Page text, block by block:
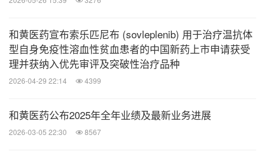
见癌症，在2020年估计造成超过91.5万人死亡。
[1]在美国，2022年估计将新增15.1万例结直肠癌新
症以及5.3万例死亡。[2]在欧洲，结直肠癌是第二大
例死亡。[1]在日本，结直肠癌是最常见的癌症，
2020年估计有14.7万例新增病例和5.9万例死亡。
和黄医药宣布索乐匹尼布 (sovleplenib) 用于治疗温抗体
型自身免疫性溶血性贫血患者的中国新药上市申请获受
理并获纳入优先审评及突破性治疗品种
2026-04-29 22:14 4399
和黄医药公布2025年全年业绩及最新业务进展
2026-03-05 22:30 8567